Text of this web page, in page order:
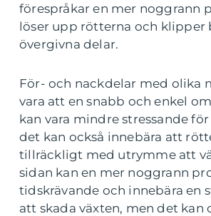
förespråkar en mer noggrann
löser upp rötterna och klipper
övergivna delar.
För- och nackdelar med olika
vara att en snabb och enkel
kan vara mindre stressande
det kan också innebära att
tillräckligt med utrymme att
sidan kan en mer noggrann
tidskrävande och innebära en
att skada växten, men det kan